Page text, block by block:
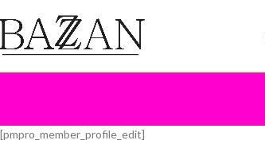
[pmpro_member_profile_edit]